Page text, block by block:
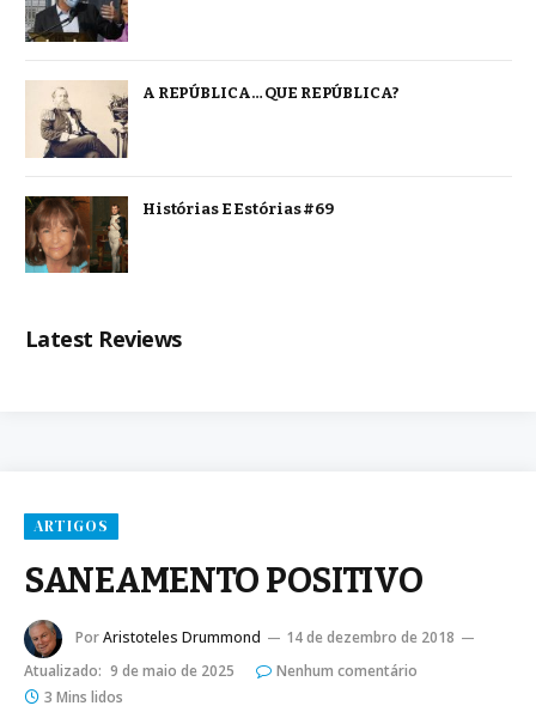
A REPÚBLICA… QUE REPÚBLICA?
Histórias E Estórias #69
Latest Reviews
ARTIGOS
SANEAMENTO POSITIVO
PorAristoteles Drummond
14 de dezembro de 2018
Atualizado: 9 de maio de 2025
Nenhum comentário
3 Mins lidos